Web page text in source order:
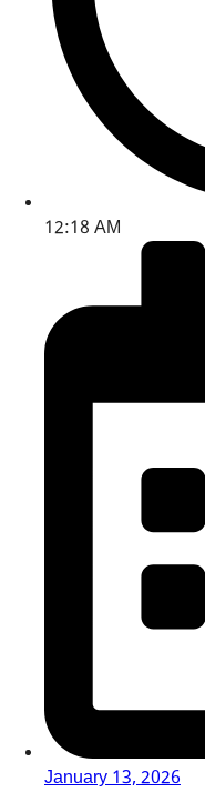
12:18 AM
January 13, 2026